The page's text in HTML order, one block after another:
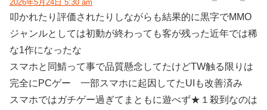
2026年5月24日 5:30 am
叩かれたり評価されたりしながらも結果的に黒字でMMO
ジャンルとしては初動が終わっても客が残った近年では稀
な1作になったな
スマホと同鯖って事で品質懸念してたけどTW触る限りは
完全にPCゲー 一部スマホに起因してたUIも改善済み
スマホではガチゲー過ぎてまともに遊べず★１殺到なのは